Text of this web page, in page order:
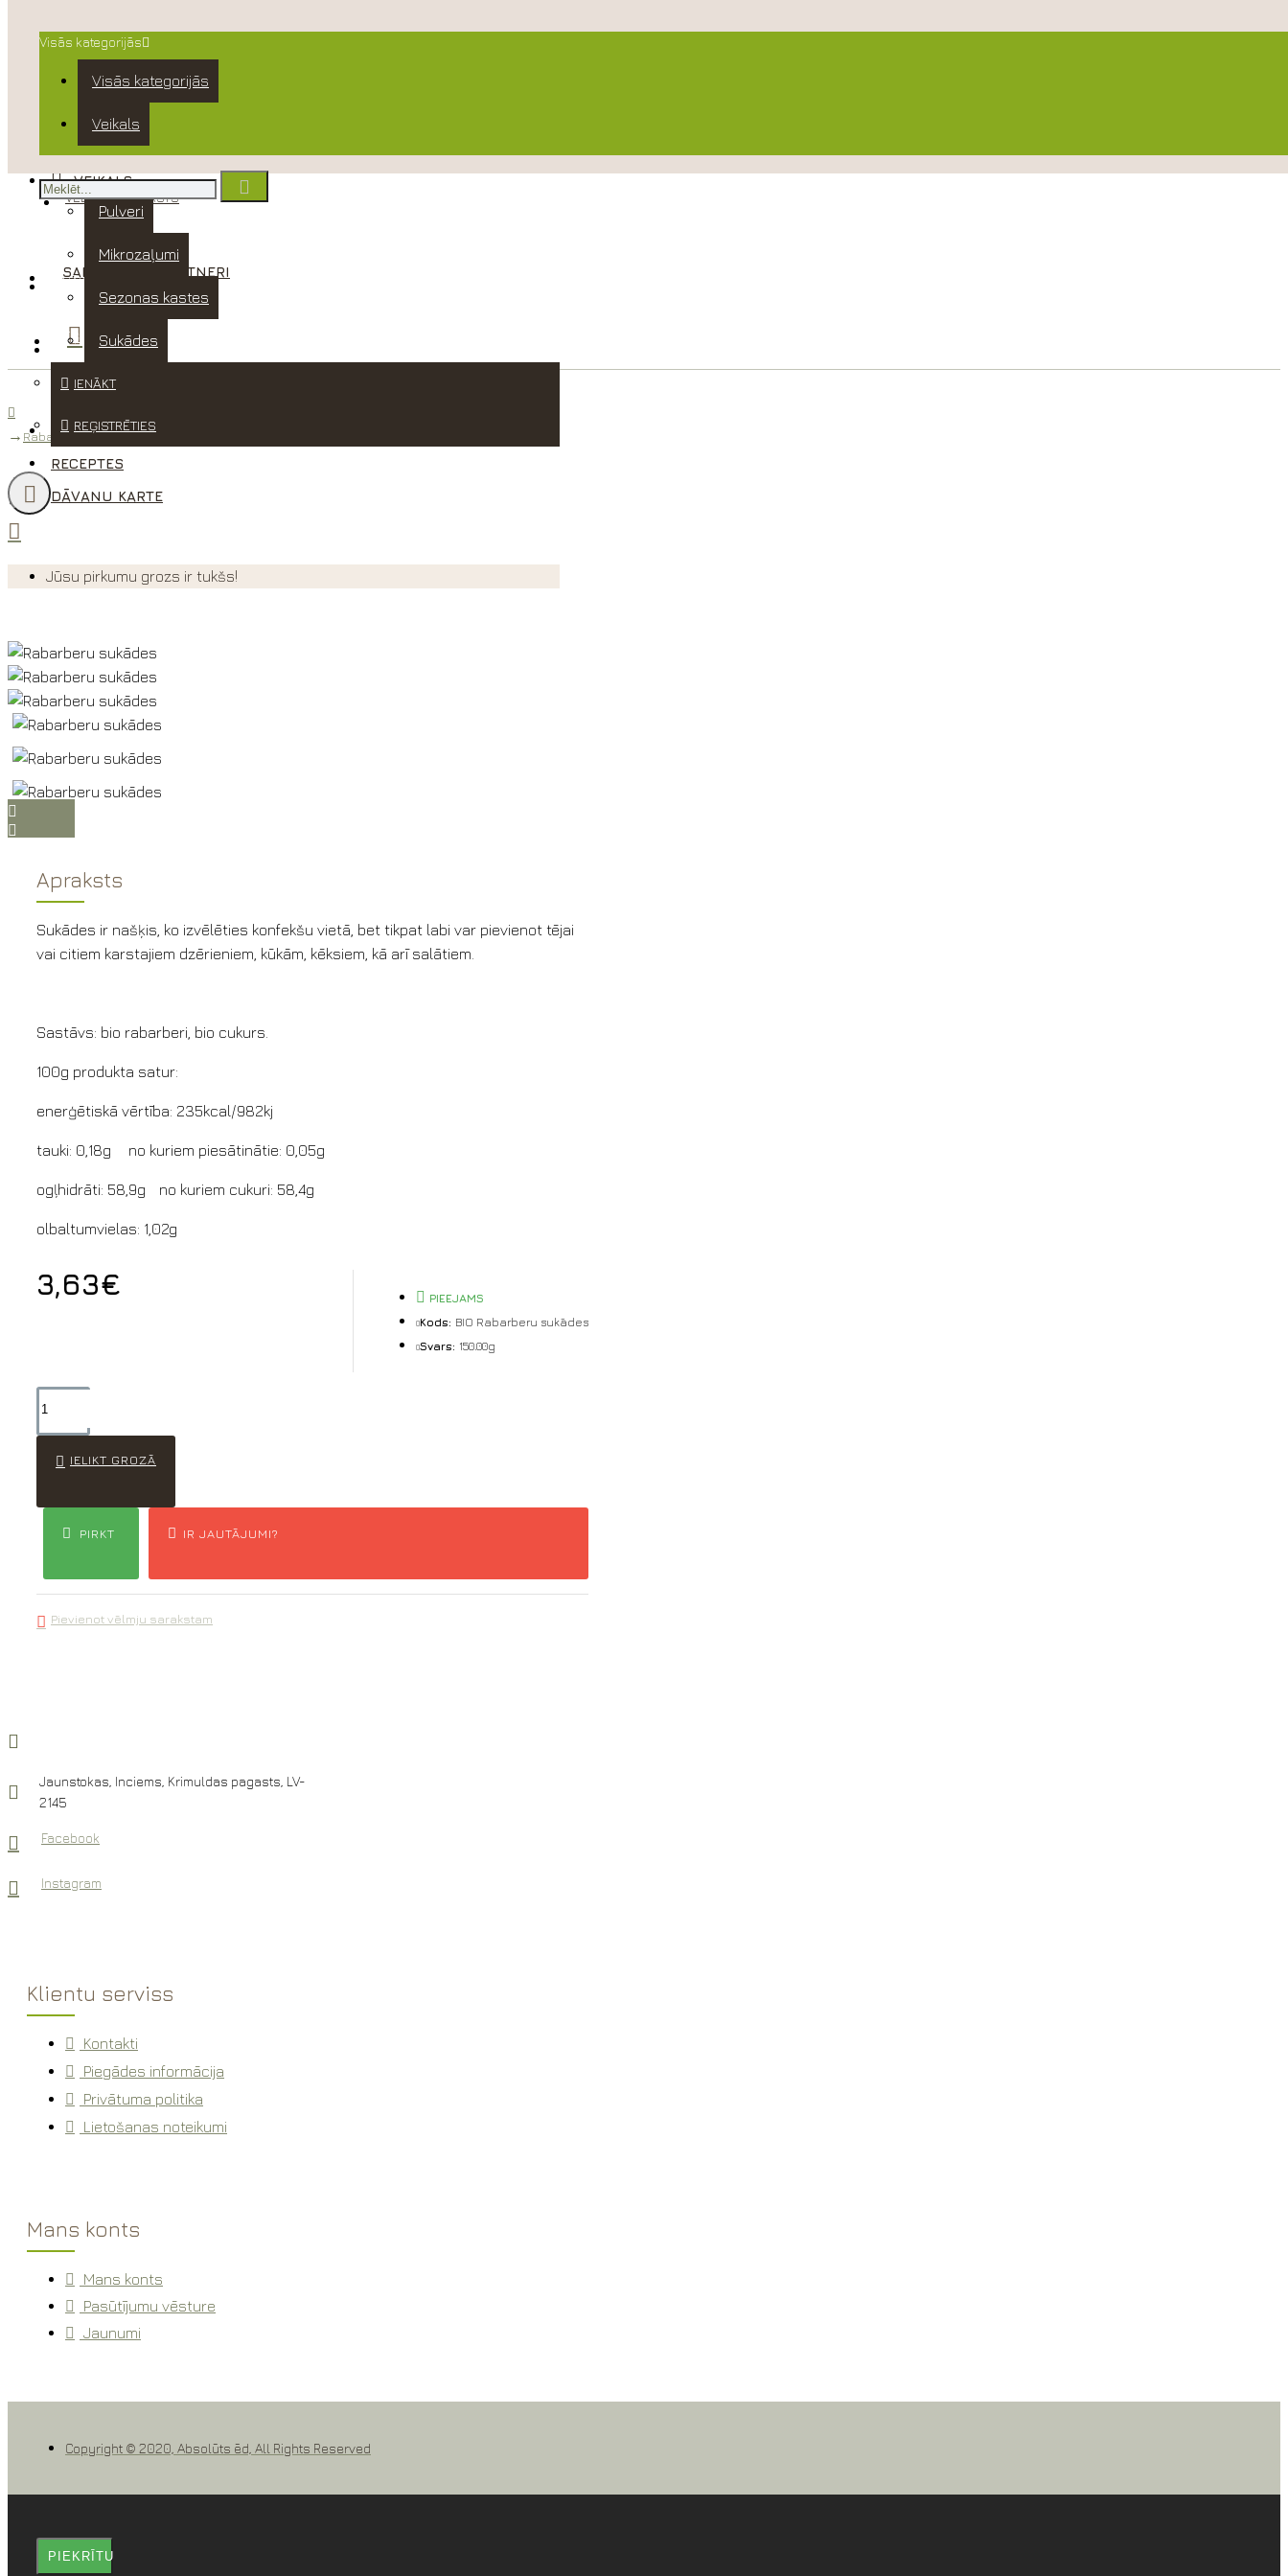
Pirkumu grozs
VĒLMJU SARAKSTS
Menu
VEIKALS
Pulveri
Mikrozaļumi
Sezonas kastes
Sukādes
Citi produkti
PAR SAIMNIECĪBU
RECEPTES
DĀVANU KARTE
SADARBĪBAS PARTNERI
IENĀKT
REĢISTRĒTIES
Visās kategorijās
Visās kategorijās
Veikals
Jūsu pirkumu grozs ir tukšs!
IENĀKT
REĢISTRĒTIES
Rabarberu sukādes
Apraksts
Sukādes ir našķis, ko izvēlēties konfekšu vietā, bet tikpat labi var pievienot tējai
vai citiem karstajiem dzērieniem, kūkām, kēksiem, kā arī salātiem.
Sastāvs: bio rabarberi, bio cukurs.
100g produkta satur:
enerģētiskā vērtība: 235kcal/982kj
tauki: 0,18g no kuriem piesātinātie: 0,05g
ogļhidrāti: 58,9g no kuriem cukuri: 58,4g
olbaltumvielas: 1,02g
3,63€
PIEEJAMS
Kods: BIO Rabarberu sukādes
Svars: 150.00g
IELIKT GROZĀ
PIRKT IR JAUTĀJUMI?
Pievienot vēlmju sarakstam
Jaunstokas, Inciems, Krimuldas pagasts, LV-
2145
Facebook
Instagram
Klientu serviss
Kontakti
Piegādes informācija
Privātuma politika
Lietošanas noteikumi
Mans konts
Mans konts
Pasūtījumu vēsture
Jaunumi
Copyright © 2020, Absolūts ēd, All Rights Reserved
PIEKRĪTU